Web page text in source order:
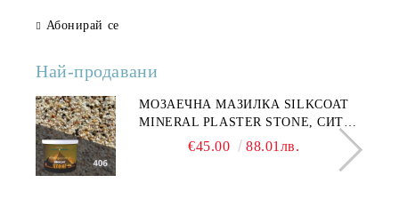
Абонирай се
Най-продавани
МОЗАЕЧНА МАЗИЛКА SILKCOAT
MINERAL PLASTER STONE, СИТЕН
КАМЪК 406 25КГ
€45.00 88.01лв.